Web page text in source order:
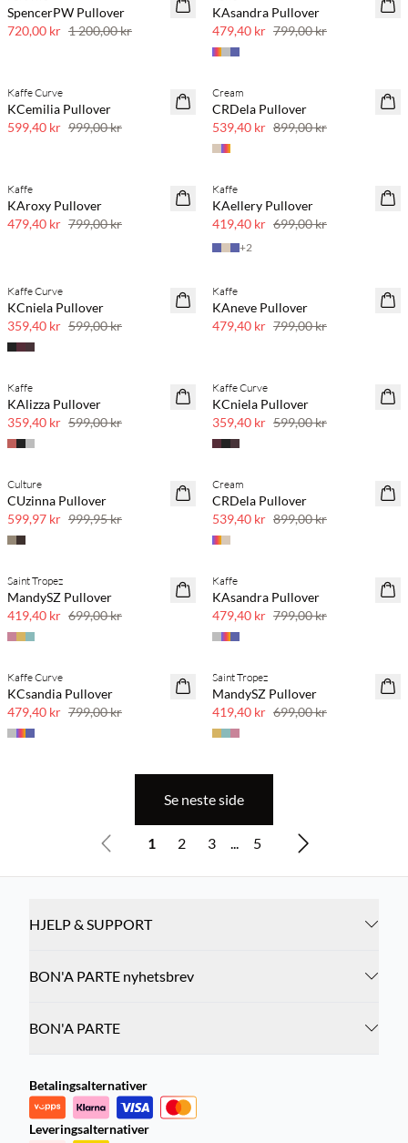
SpencerPW Pullover
720,00 kr 1 200,00 kr
KAsandra Pullover
479,40 kr 799,00 kr
40 % rabatt
Kaffe Curve
KCemilia Pullover
599,40 kr 999,00 kr
40 % rabatt
Cream
CRDela Pullover
539,40 kr 899,00 kr
40 % rabatt
Kaffe
KAroxy Pullover
479,40 kr 799,00 kr
40 % rabatt
Kaffe
KAellery Pullover
419,40 kr 699,00 kr
+2
40 % rabatt
Kaffe Curve
KCniela Pullover
359,40 kr 599,00 kr
40 % rabatt
Kaffe
KAneve Pullover
479,40 kr 799,00 kr
40 % rabatt
Kaffe
KAlizza Pullover
359,40 kr 599,00 kr
40 % rabatt
Kaffe Curve
KCniela Pullover
359,40 kr 599,00 kr
40 % rabatt
Culture
CUzinna Pullover
599,97 kr 999,95 kr
40 % rabatt
Cream
CRDela Pullover
539,40 kr 899,00 kr
40 % rabatt
Saint Tropez
MandySZ Pullover
419,40 kr 699,00 kr
40 % rabatt
Kaffe
KAsandra Pullover
479,40 kr 799,00 kr
40 % rabatt
Kaffe Curve
KCsandia Pullover
479,40 kr 799,00 kr
40 % rabatt
Saint Tropez
MandySZ Pullover
419,40 kr 699,00 kr
Se neste side
1 2 3 ... 5
HJELP & SUPPORT
BON'A PARTE nyhetsbrev
BON'A PARTE
Betalingsalternativer
Leveringsalternativer